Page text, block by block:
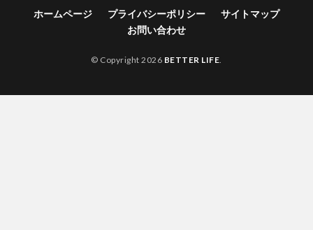
ホームページ プライバシーポリシー
サイトマップ
お問い合わせ
© Copyright 2026 BETTER LIFE